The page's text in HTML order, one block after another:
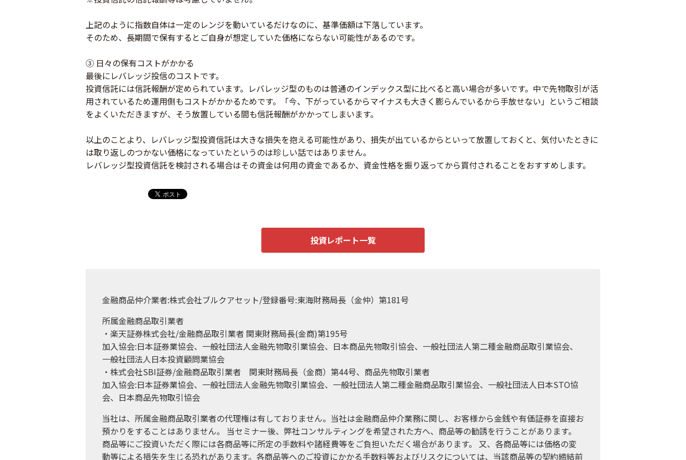
上記のように指数自体は一定のレンジを動いているだけなのに、基準価額は下落しています。
そのため、長期間で保有するとご自身が想定していた価格にならない可能性があるのです。
③ 日々の保有コストがかかる
最後にレバレッジ投信のコストです。
投資信託には信託報酬が定められています。レバレッジ型のものは普通のインデックス型に比べると高い場合が多いです。中で先物取引が活
用されているため運用側もコストがかかるためです。「今、下がっているからマイナスも大きく膨らんでいるから手放せない」というご相談
をよくいただきますが、そう放置している間も信託報酬がかかってしまいます。
以上のことより、レバレッジ型投資信託は大きな損失を抱える可能性があり、損失が出ているからといって放置しておくと、気付いたときに
は取り返しのつかない価格になっていたというのは珍しい話ではありません。
レバレッジ型投資信託を検討される場合はその資金は何用の資金であるか、資金性格を振り返ってから買付されることをおすすめします。
投資レポート一覧
金融商品仲介業者:株式会社ブルクアセット/登録番号:東海財務局長（金仲）第181号
所属金融商品取引業者
・楽天証券株式会社/金融商品取引業者 関東財務局長(金商)第195号
加入協会:日本証券業協会、一般社団法人金融先物取引業協会、日本商品先物取引協会、一般社団法人第二種金融商品取引業協会、
一般社団法人日本投資顧問業協会
・株式会社SBI証券/金融商品取引業者 関東財務局長（金商）第44号、商品先物取引業者
加入協会:日本証券業協会、一般社団法人金融先物取引業協会、一般社団法人第二種金融商品取引業協会、一般社団法人日本STO協
会、日本商品先物取引協会
当社は、所属金融商品取引業者の代理権は有しておりません。当社は金融商品仲介業務に関し、お客様から金銭や有価証券を直接お
預かりをすることはありません。 当セミナー後、弊社コンサルティングを希望された方へ、商品等の勧誘を行うことがあります。
商品等にご投資いただく際には各商品等に所定の手数料や諸経費等をご負担いただく場合があります。 又、各商品等には価格の変
動等による損失を生じる恐れがあります。各商品等へのご投資にかかる手数料等およびリスクについては、当該商品等の契約締結前